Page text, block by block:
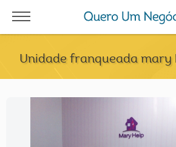
Unidade franqueada mary